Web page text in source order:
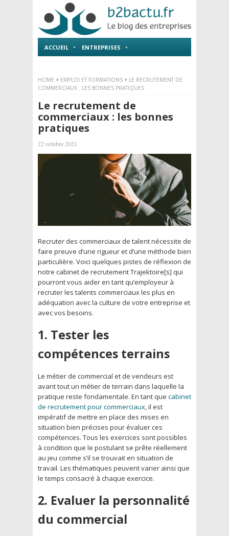
ACCUEIL ENTREPRISES
HOME EMPLOI ET FORMATIONS
LE RECRUTEMENT DE
COMMERCIAUX : LES BONNES PRATIQUES
Le recrutement de
commerciaux : les bonnes
pratiques
22 octobre 2021
Recruter des commerciaux de talent nécessite de
faire preuve d’une rigueur et d’une méthode bien
particulière. Voici quelques pistes de réflexion de
notre cabinet de recrutement Trajektoire[s] qui
pourront vous aider en tant qu’employeur à
recruter les talents commerciaux les plus en
adéquation avec la culture de votre entreprise et
avec vos besoins.
1. Tester les
compétences terrains
Le métier de commercial et de vendeurs est
avant tout un métier de terrain dans laquelle la
pratique reste fondamentale. En tant que cabinet
de recrutement pour commerciaux, il est
impératif de mettre en place des mises en
situation bien précises pour évaluer ces
compétences. Tous les exercices sont possibles
à condition que le postulant se prête réellement
au jeu comme s’il se trouvait en situation de
travail. Les thématiques peuvent varier ainsi que
le temps consacré à chaque exercice.
2. Evaluer la personnalité
du commercial